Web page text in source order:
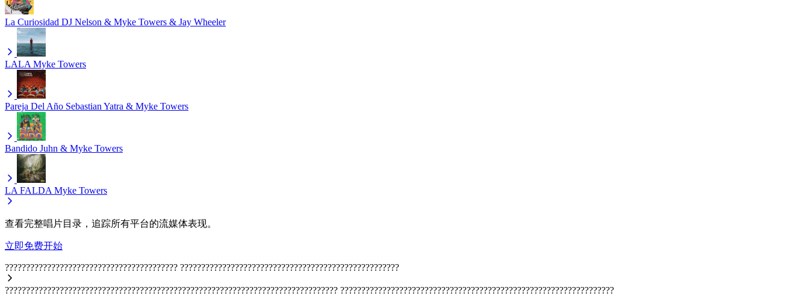
La Curiosidad DJ Nelson & Myke Towers & Jay Wheeler
LALA Myke Towers
Pareja Del Año Sebastian Yatra & Myke Towers
Bandido Juhn & Myke Towers
LA FALDA Myke Towers
查看完整唱片目录，追踪所有平台的流媒体表现。
立即免费开始
????????????????????????????????????????? ????????????????????????????????????????????????????
??????????????????????????????????????????????????????????????????????????????? ?????????????????????????????????????????????????????????????????